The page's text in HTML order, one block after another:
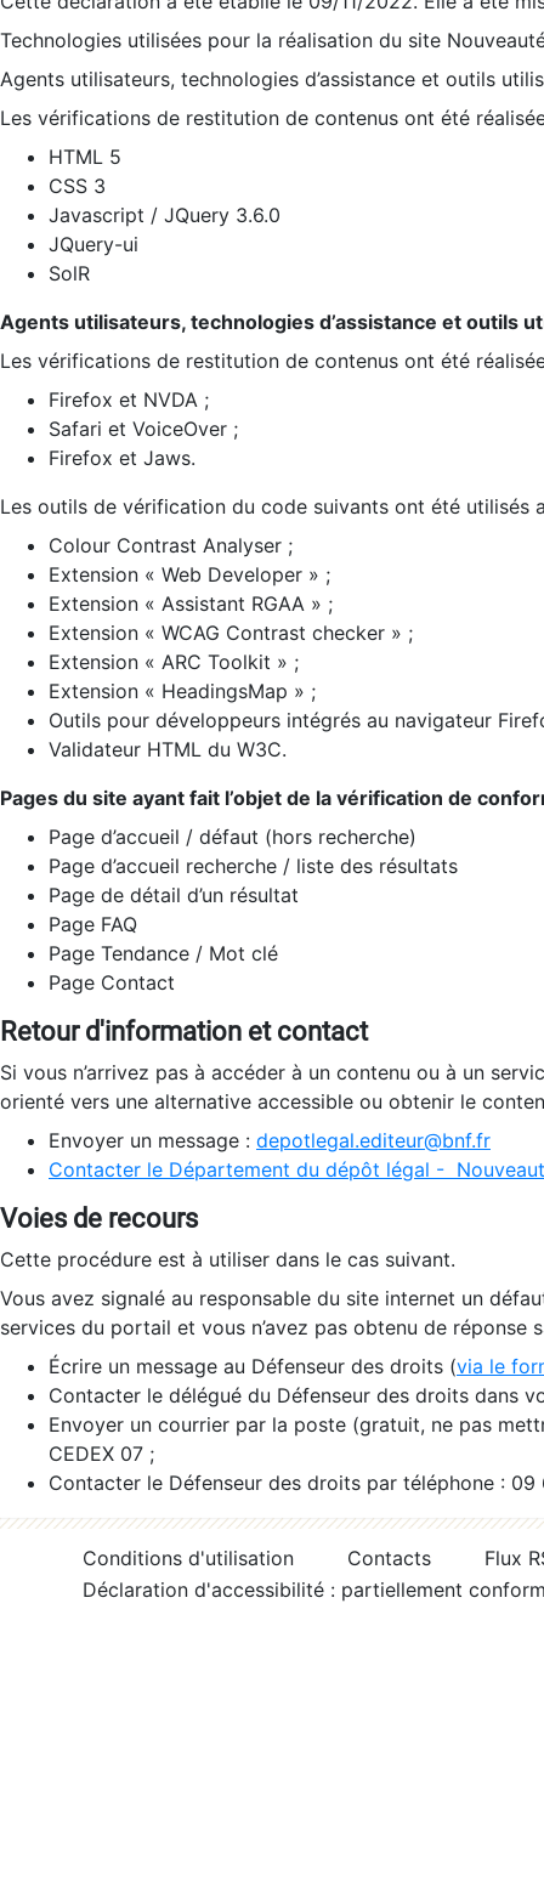
Technologies utilisées pour la réalisation du site
Agents utilisateurs, technologies d’assistance et outils
Les vérifications de restitution de contenus ont été
HTML 5
CSS 3
Javascript / JQuery 3.6.0
JQuery-ui
SolR
Agents utilisateurs, technologies d’assistance et outils
Les vérifications de restitution de contenus ont été
Firefox et NVDA ;
Safari et VoiceOver ;
Firefox et Jaws.
Les outils de vérification du code suivants ont été utilisés
Colour Contrast Analyser ;
Extension « Web Developer » ;
Extension « Assistant RGAA » ;
Extension « WCAG Contrast checker » ;
Extension « ARC Toolkit » ;
Extension « HeadingsMap » ;
Outils pour développeurs intégrés au navigateur
Validateur HTML du W3C.
Pages du site ayant fait l’objet de la vérification de
Page d’accueil / défaut (hors recherche)
Page d’accueil recherche / liste des résultats
Page de détail d’un résultat
Page FAQ
Page Tendance / Mot clé
Page Contact
Retour d'information et contact
Si vous n’arrivez pas à accéder à un contenu ou à un
orienté vers une alternative accessible ou obtenir le
Envoyer un message : depotlegal.editeur@bnf.fr
Contacter le Département du dépôt légal -
Voies de recours
Cette procédure est à utiliser dans le cas suivant.
Vous avez signalé au responsable du site internet un
services du portail et vous n’avez pas obtenu de réponse
Écrire un message au Défenseur des droits (via le
Contacter le délégué du Défenseur des droits dans
Envoyer un courrier par la poste (gratuit, ne pas
CEDEX 07 ;
Contacter le Défenseur des droits par téléphone :
Conditions d'utilisation Contacts
Flux
Déclaration d'accessibilité : partiellement